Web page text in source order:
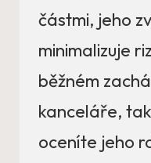
částmi, jeho
minimalizuje
běžném
kanceláře,
oceníte jeho